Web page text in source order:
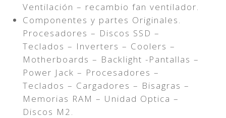
Ventilación – recambio fan ventilador.
Componentes y partes Originales.
Procesadores – Discos SSD –
Teclados – Inverters – Coolers –
Motherboards – Backlight -Pantallas –
Power Jack – Procesadores –
Teclados – Cargadores – Bisagras –
Memorias RAM – Unidad Optica –
Discos M2.